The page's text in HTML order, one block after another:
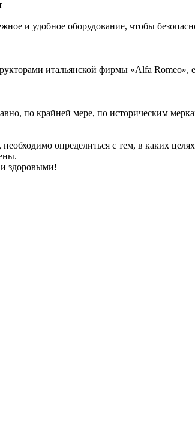
и удобное оборудование, чтобы
итальянской фирмы «Alfa
по крайней мере, по историческим
определиться с тем, в каких
здоровыми!